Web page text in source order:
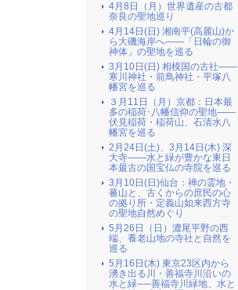
4月8日（月）世界遺産の古都
奈良の聖地巡り
4月14日(日) 湘南平(高麗山)か
ら大磯海岸へ――「日輪の御
神体」の聖地を巡る
3月10日(日) 相模国の古社――
寒川神社・前鳥神社・平塚八
幡宮を巡る
３月11日（月）京都：日本最
多の稲荷･八幡信仰の聖地――
伏見稲荷・稲荷山、石清水八
幡宮を巡る
2月24日(土)、3月14日(木) 深
大寺――水と緑が豊かな東日
本最古の国宝仏の寺院を巡る
3月10日(日)仙台：禅の霊地・
蕃山と、古くからの庶民の心
の拠り所・定義山如来西方寺
の聖地自然めぐり
5月26日（日）濃尾平野の西
端、養老山地の寺社と自然を
巡る
5月16日(木) 東京23区内から
湧き出る川・善福寺川沿いの
水と緑──善福寺川緑地、水と